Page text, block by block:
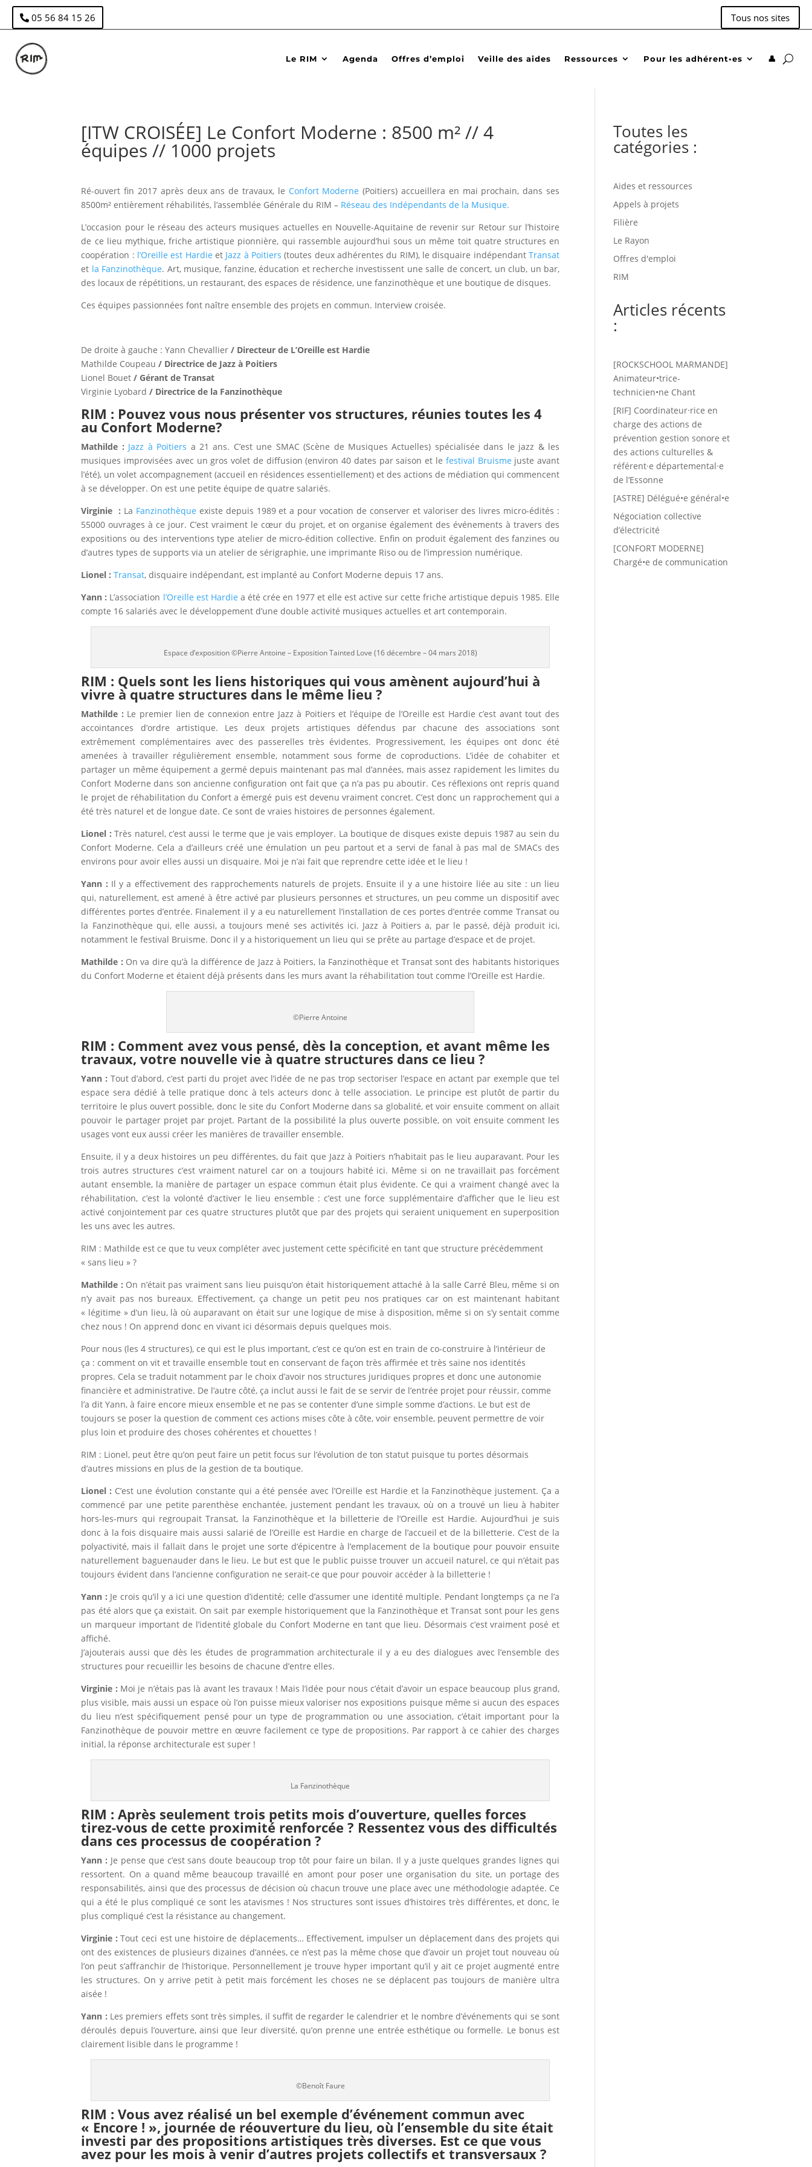
05 56 84 15 26 Tous nos sites
Le RIM Agenda Offres d’emploi Veille des aides Ressources Pour les adhérent•es 👤
[ITW CROISÉE] Le Confort Moderne : 8500 m² // 4
équipes // 1000 projets
Ré-ouvert fin 2017 après deux ans de travaux, le Confort Moderne (Poitiers) accueillera en mai prochain, dans ses
8500m² entièrement réhabilités, l’assemblée Générale du RIM – Réseau des Indépendants de la Musique.
L’occasion pour le réseau des acteurs musiques actuelles en Nouvelle-Aquitaine de revenir sur Retour sur l’histoire
de ce lieu mythique, friche artistique pionnière, qui rassemble aujourd’hui sous un même toit quatre structures en
coopération : l’Oreille est Hardie et Jazz à Poitiers (toutes deux adhérentes du RIM), le disquaire indépendantTransat
et la Fanzinothèque. Art, musique, fanzine, éducation et recherche investissent une salle de concert, un club, un bar,
des locaux de répétitions, un restaurant, des espaces de résidence, une fanzinothèque et une boutique de disques.
Ces équipes passionnées font naître ensemble des projets en commun. Interview croisée.
De droite à gauche : Yann Chevallier / Directeur de L’Oreille est Hardie
Mathilde Coupeau / Directrice de Jazz à Poitiers
Lionel Bouet / Gérant de Transat
Virginie Lyobard / Directrice de la Fanzinothèque
RIM : Pouvez vous nous présenter vos structures, réunies toutes les 4
au Confort Moderne?
Mathilde : Jazz à Poitiers a 21 ans. C’est une SMAC (Scène de Musiques Actuelles) spécialisée dans le jazz & les
musiques improvisées avec un gros volet de diffusion (environ 40 dates par saison et le festival Bruisme juste avant
l’été), un volet accompagnement (accueil en résidences essentiellement) et des actions de médiation qui commencent
à se développer. On est une petite équipe de quatre salariés.
Virginie : La Fanzinothèque existe depuis 1989 et a pour vocation de conserver et valoriser des livres micro-édités :
55000 ouvrages à ce jour. C’est vraiment le cœur du projet, et on organise également des événements à travers des
expositions ou des interventions type atelier de micro-édition collective. Enfin on produit également des fanzines ou
d’autres types de supports via un atelier de sérigraphie, une imprimante Riso ou de l’impression numérique.
Lionel : Transat, disquaire indépendant, est implanté au Confort Moderne depuis 17 ans.
Yann : L’association l’Oreille est Hardie a été crée en 1977 et elle est active sur cette friche artistique depuis 1985. Elle
compte 16 salariés avec le développement d’une double activité musiques actuelles et art contemporain.
Espace d’exposition ©Pierre Antoine – Exposition Tainted Love (16 décembre – 04 mars 2018)
RIM : Quels sont les liens historiques qui vous amènent aujourd’hui à
vivre à quatre structures dans le même lieu ?
Mathilde : Le premier lien de connexion entre Jazz à Poitiers et l’équipe de l’Oreille est Hardie c’est avant tout des
accointances d’ordre artistique. Les deux projets artistiques défendus par chacune des associations sont
extrêmement complémentaires avec des passerelles très évidentes. Progressivement, les équipes ont donc été
amenées à travailler régulièrement ensemble, notamment sous forme de coproductions. L’idée de cohabiter et
partager un même équipement a germé depuis maintenant pas mal d’années, mais assez rapidement les limites du
Confort Moderne dans son ancienne configuration ont fait que ça n’a pas pu aboutir. Ces réflexions ont repris quand
le projet de réhabilitation du Confort a émergé puis est devenu vraiment concret. C’est donc un rapprochement qui a
été très naturel et de longue date. Ce sont de vraies histoires de personnes également.
Lionel : Très naturel, c’est aussi le terme que je vais employer. La boutique de disques existe depuis 1987 au sein du
Confort Moderne. Cela a d’ailleurs créé une émulation un peu partout et a servi de fanal à pas mal de SMACs des
environs pour avoir elles aussi un disquaire. Moi je n’ai fait que reprendre cette idée et le lieu !
Yann : Il y a effectivement des rapprochements naturels de projets. Ensuite il y a une histoire liée au site : un lieu
qui, naturellement, est amené à être activé par plusieurs personnes et structures, un peu comme un dispositif avec
différentes portes d’entrée. Finalement il y a eu naturellement l’installation de ces portes d’entrée comme Transat ou
la Fanzinothèque qui, elle aussi, a toujours mené ses activités ici. Jazz à Poitiers a, par le passé, déjà produit ici,
notamment le festival Bruisme. Donc il y a historiquement un lieu qui se prête au partage d’espace et de projet.
Mathilde : On va dire qu’à la différence de Jazz à Poitiers, la Fanzinothèque et Transat sont des habitants historiques
du Confort Moderne et étaient déjà présents dans les murs avant la réhabilitation tout comme l’Oreille est Hardie.
©Pierre Antoine
RIM : Comment avez vous pensé, dès la conception, et avant même les
travaux, votre nouvelle vie à quatre structures dans ce lieu ?
Yann : Tout d’abord, c’est parti du projet avec l’idée de ne pas trop sectoriser l’espace en actant par exemple que tel
espace sera dédié à telle pratique donc à tels acteurs donc à telle association. Le principe est plutôt de partir du
territoire le plus ouvert possible, donc le site du Confort Moderne dans sa globalité, et voir ensuite comment on allait
pouvoir le partager projet par projet. Partant de la possibilité la plus ouverte possible, on voit ensuite comment les
usages vont eux aussi créer les manières de travailler ensemble.
Ensuite, il y a deux histoires un peu différentes, du fait que Jazz à Poitiers n’habitait pas le lieu auparavant. Pour les
trois autres structures c’est vraiment naturel car on a toujours habité ici. Même si on ne travaillait pas forcément
autant ensemble, la manière de partager un espace commun était plus évidente. Ce qui a vraiment changé avec la
réhabilitation, c’est la volonté d’activer le lieu ensemble : c’est une force supplémentaire d’afficher que le lieu est
activé conjointement par ces quatre structures plutôt que par des projets qui seraient uniquement en superposition
les uns avec les autres.
RIM : Mathilde est ce que tu veux compléter avec justement cette spécificité en tant que structure précédemment
« sans lieu » ?
Mathilde : On n’était pas vraiment sans lieu puisqu’on était historiquement attaché à la salle Carré Bleu, même si on
n’y avait pas nos bureaux. Effectivement, ça change un petit peu nos pratiques car on est maintenant habitant
« légitime » d’un lieu, là où auparavant on était sur une logique de mise à disposition, même si on s’y sentait comme
chez nous ! On apprend donc en vivant ici désormais depuis quelques mois.
Pour nous (les 4 structures), ce qui est le plus important, c’est ce qu’on est en train de co-construire à l’intérieur de
ça : comment on vit et travaille ensemble tout en conservant de façon très affirmée et très saine nos identités
propres. Cela se traduit notamment par le choix d’avoir nos structures juridiques propres et donc une autonomie
financière et administrative. De l’autre côté, ça inclut aussi le fait de se servir de l’entrée projet pour réussir, comme
l’a dit Yann, à faire encore mieux ensemble et ne pas se contenter d’une simple somme d’actions. Le but est de
toujours se poser la question de comment ces actions mises côte à côte, voir ensemble, peuvent permettre de voir
plus loin et produire des choses cohérentes et chouettes !
RIM : Lionel, peut être qu’on peut faire un petit focus sur l’évolution de ton statut puisque tu portes désormais
d’autres missions en plus de la gestion de ta boutique.
Lionel : C’est une évolution constante qui a été pensée avec l’Oreille est Hardie et la Fanzinothèque justement. Ça a
commencé par une petite parenthèse enchantée, justement pendant les travaux, où on a trouvé un lieu à habiter
hors-les-murs qui regroupait Transat, la Fanzinothèque et la billetterie de l’Oreille est Hardie. Aujourd’hui je suis
donc à la fois disquaire mais aussi salarié de l’Oreille est Hardie en charge de l’accueil et de la billetterie. C’est de la
polyactivité, mais il fallait dans le projet une sorte d’épicentre à l’emplacement de la boutique pour pouvoir ensuite
naturellement baguenauder dans le lieu. Le but est que le public puisse trouver un accueil naturel, ce qui n’était pas
toujours évident dans l’ancienne configuration ne serait-ce que pour pouvoir accéder à la billetterie !
Yann : Je crois qu’il y a ici une question d’identité; celle d’assumer une identité multiple. Pendant longtemps ça ne l’a
pas été alors que ça existait. On sait par exemple historiquement que la Fanzinothèque et Transat sont pour les gens
un marqueur important de l’identité globale du Confort Moderne en tant que lieu. Désormais c’est vraiment posé et
affiché.
J’ajouterais aussi que dès les études de programmation architecturale il y a eu des dialogues avec l’ensemble des
structures pour recueillir les besoins de chacune d’entre elles.
Virginie : Moi je n’étais pas là avant les travaux ! Mais l’idée pour nous c’était d’avoir un espace beaucoup plus grand,
plus visible, mais aussi un espace où l’on puisse mieux valoriser nos expositions puisque même si aucun des espaces
du lieu n’est spécifiquement pensé pour un type de programmation ou une association, c’était important pour la
Fanzinothèque de pouvoir mettre en œuvre facilement ce type de propositions. Par rapport à ce cahier des charges
initial, la réponse architecturale est super !
La Fanzinothèque
RIM : Après seulement trois petits mois d’ouverture, quelles forces
tirez-vous de cette proximité renforcée ? Ressentez vous des difficultés
dans ces processus de coopération ?
Yann : Je pense que c’est sans doute beaucoup trop tôt pour faire un bilan. Il y a juste quelques grandes lignes qui
ressortent. On a quand même beaucoup travaillé en amont pour poser une organisation du site, un portage des
responsabilités, ainsi que des processus de décision où chacun trouve une place avec une méthodologie adaptée. Ce
qui a été le plus compliqué ce sont les atavismes ! Nos structures sont issues d’histoires très différentes, et donc, le
plus compliqué c’est la résistance au changement.
Virginie : Tout ceci est une histoire de déplacements… Effectivement, impulser un déplacement dans des projets qui
ont des existences de plusieurs dizaines d’années, ce n’est pas la même chose que d’avoir un projet tout nouveau où
l’on peut s’affranchir de l’historique. Personnellement je trouve hyper important qu’il y ait ce projet augmenté entre
les structures. On y arrive petit à petit mais forcément les choses ne se déplacent pas toujours de manière ultra
aisée !
Yann : Les premiers effets sont très simples, il suffit de regarder le calendrier et le nombre d’événements qui se sont
déroulés depuis l’ouverture, ainsi que leur diversité, qu’on prenne une entrée esthétique ou formelle. Le bonus est
clairement lisible dans le programme !
©Benoît Faure
RIM : Vous avez réalisé un bel exemple d’événement commun avec
« Encore ! », journée de réouverture du lieu, où l’ensemble du site était
investi par des propositions artistiques très diverses. Est ce que vous
avez pour les mois à venir d’autres projets collectifs et transversaux ?
Toutes les
catégories :
Aides et ressources
Appels à projets
Filière
Le Rayon
Offres d'emploi
RIM
Articles récents
:
[ROCKSCHOOL MARMANDE]
Animateur•trice-
technicien•ne Chant
[RIF] Coordinateur·rice en
charge des actions de
prévention gestion sonore et
des actions culturelles &
référent·e départemental·e
de l’Essonne
[ASTRE] Délégué•e général•e
Négociation collective
d’électricité
[CONFORT MODERNE]
Chargé•e de communication